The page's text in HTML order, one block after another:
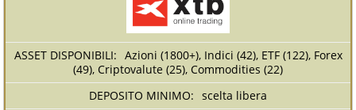
Azioni (1800+), Indici (42), ETF (122), Forex
(49), Criptovalute (25), Commodities (22)
scelta libera